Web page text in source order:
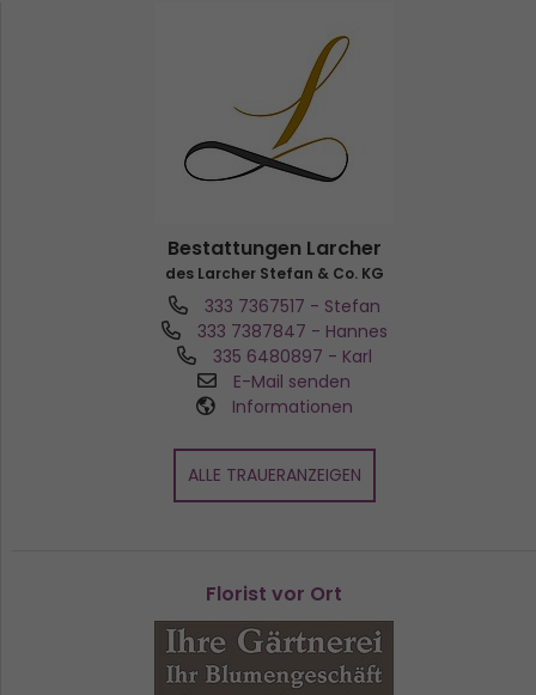
Bestattungen Larcher
des Larcher Stefan & Co. KG
333 7367517 - Stefan
333 7387847 - Hannes
335 6480897 - Karl
E-Mail senden
Informationen
ALLE TRAUERANZEIGEN
Florist vor Ort